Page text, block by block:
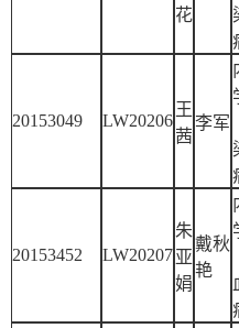
花
20153049 LW20206
王
茜
李军
20153452 LW20207
朱
亚
娟
戴秋
艳